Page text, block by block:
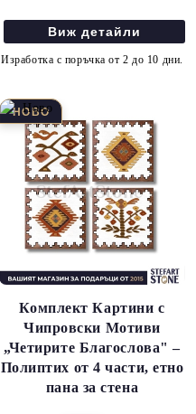
Виж детайли
Изработка с поръчка от 2 до 10 дни.
Комплект Картини с
Чипровски Мотиви
„Четирите Благослова" –
Полиптих от 4 части, етно
пана за стена